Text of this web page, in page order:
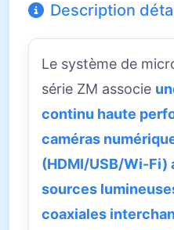
Description
Le système de
série ZM associe
continu haute
caméras
(HDMI/USB/Wi-Fi)
sources
coaxiales